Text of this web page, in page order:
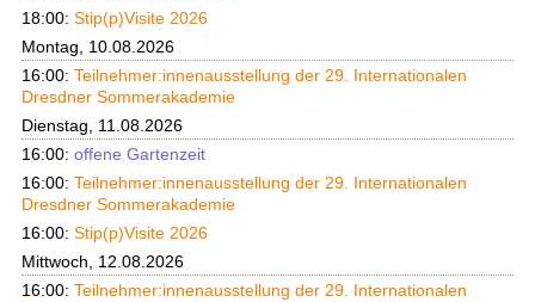
18:00: Stip(p)Visite 2026
Montag, 10.08.2026
16:00: Teilnehmer:innenausstellung der 29. Internationalen
Dresdner Sommerakademie
Dienstag, 11.08.2026
16:00: offene Gartenzeit
16:00: Teilnehmer:innenausstellung der 29. Internationalen
Dresdner Sommerakademie
16:00: Stip(p)Visite 2026
Mittwoch, 12.08.2026
16:00: Teilnehmer:innenausstellung der 29. Internationalen